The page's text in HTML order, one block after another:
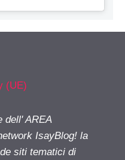
(UE)
dell' AREA
IsayBlog! la
siti tematici di